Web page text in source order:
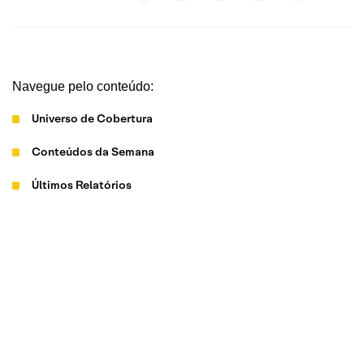
Navegue pelo conteúdo:
Universo de Cobertura
Conteúdos da Semana
Últimos Relatórios